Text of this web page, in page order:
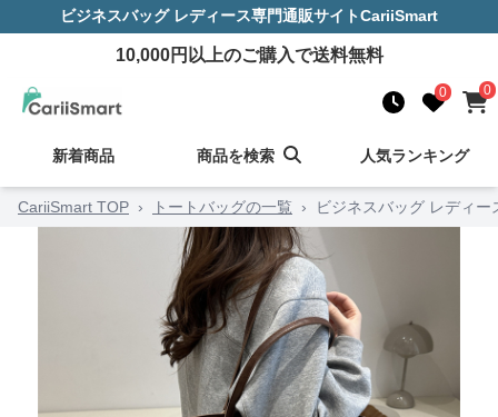
ビジネスバッグ レディース専門通販サイトCariiSmart
10,000円以上のご購入で送料無料
0 0
新着商品 商品を検索 人気ランキング
CariiSmart TOP › トートバッグの一覧 › ビジネスバッグ レディ